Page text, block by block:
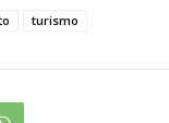
turismo